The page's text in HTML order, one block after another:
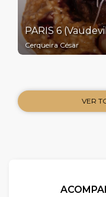
PARIS 6
Cerqueira César
VER